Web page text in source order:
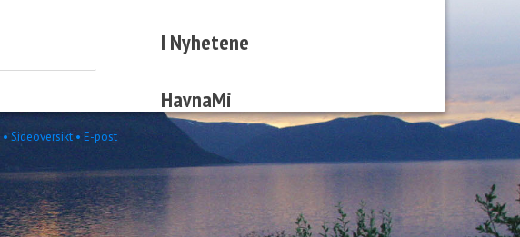
I Nyhetene
HavnaMi
• Sideoversikt • E-post